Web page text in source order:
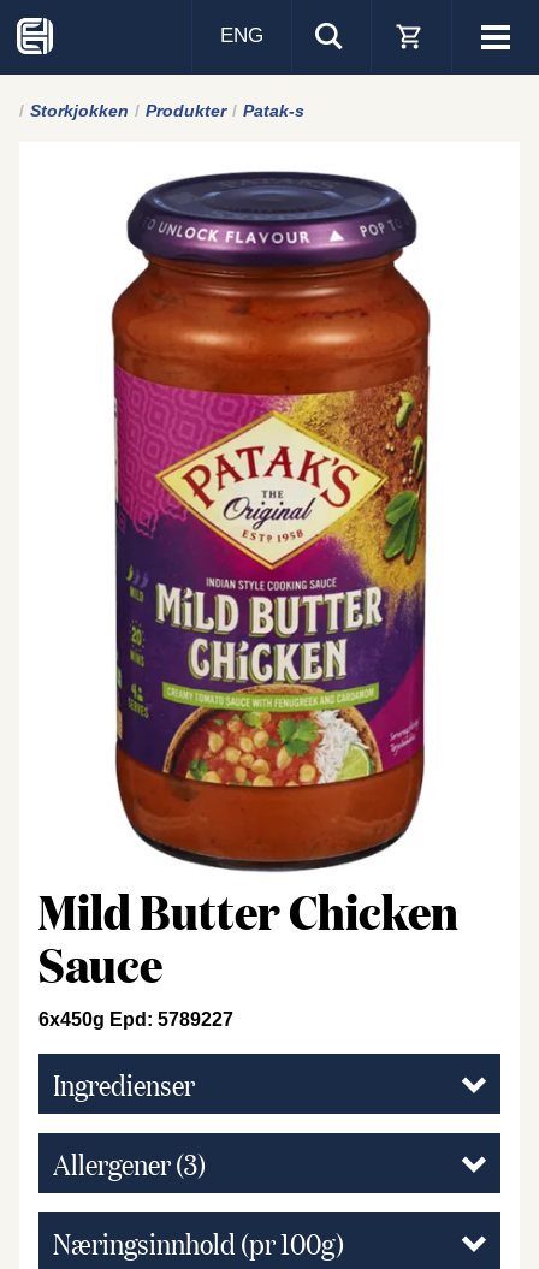
Visa
ENG
Storkjokken Produkter Patak-s
Mild Butter Chicken
Sauce
6x450g Epd: 5789227
Ingredienser
Allergener(3)
Næringsinnhold (pr 100g)